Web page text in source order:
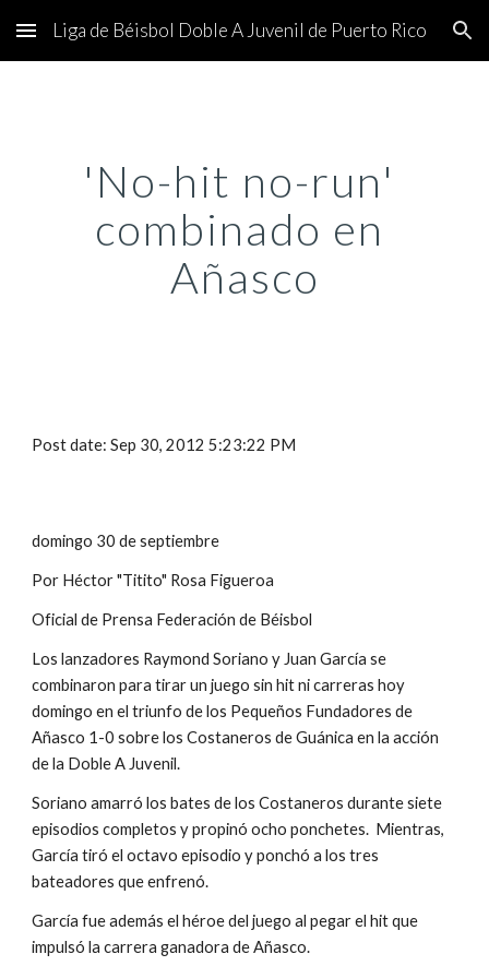
Skip to main content Skip to navigation
Liga de Béisbol Doble A Juvenil de Puerto Rico
'No-hit no-run'
combinado en
Añasco
Post date: Sep 30, 2012 5:23:22 PM
domingo 30 de septiembre
Por Héctor "Titito" Rosa Figueroa
Oficial de Prensa Federación de Béisbol
Los lanzadores Raymond Soriano y Juan García se
combinaron para tirar un juego sin hit ni carreras hoy
domingo en el triunfo de los Pequeños Fundadores de
Añasco 1-0 sobre los Costaneros de Guánica en la acción
de la Doble A Juvenil.
Soriano amarró los bates de los Costaneros durante siete
episodios completos y propinó ocho ponchetes.  Mientras,
García tiró el octavo episodio y ponchó a los tres
bateadores que enfrenó.
García fue además el héroe del juego al pegar el hit que
impulsó la carrera ganadora de Añasco.